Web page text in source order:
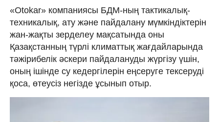
«Otokar» компаниясы БДМ-ның тактикалық-
техникалық, ату және пайдалану мүмкіндіктерін
жан-жақты зерделеу мақсатында оны
Қазақстанның түрлі климаттық жағдайларында
тәжірибелік әскери пайдалануды жүргізу үшін,
оның ішінде су кедергілерін еңсеруге тексеруді
қоса, өтеусіз негізде ұсынып отыр.